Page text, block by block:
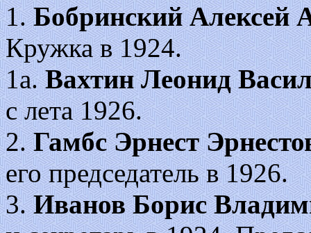
1.Бобринский Алексей
Кружка в 1924.
1а.Вахтин Леонид
с лета 1926.
2.Гамбс Эрнест
его председатель в 1926.
3.Иванов Борис